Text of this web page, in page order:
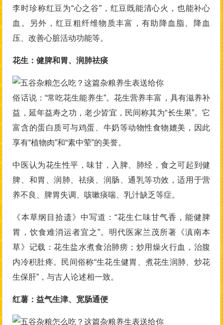
李时珍称红豆为“心之谷”，红豆既能清心火，也能补心
血。另外，红豆粗纤维物质丰富，有助降血脂、降血
压、改善心脏活动功能等。
花生：健脾和胃、润肺祛痰
俗话说：“常吃花生能养生”。花生营养丰富，具有滋养补
益，延年益寿之功，老少皆宜，民间称其为“长生果”。它
富含的蛋白质可与鸡蛋、牛奶等动物性食物媲美，因此
享有“植物肉”和“素中荤”的美誉。
中医认为花生性平，味甘，入脾、肺经，食之可起到健
脾、和胃、润肺、祛痰、润肠、通乳等功效，适用于营
养不良、脾胃失调、咳嗽痰喘、乳汁缺乏等症。
《本草纲目拾遗》中写道：“花生仁味甘气香，能健脾
胃，饮食难消运者宜之”。明代医家兰茂所著《滇南本
草》记载：花生盐水煮食治肺痨；炒用燥火行血，治腹
内冷积肚疼。民间俗称“生花生健胃、煮花生润肺、炒花
生保肝”，与古人论述相一致。
红薯：益气生津、宽肠通便